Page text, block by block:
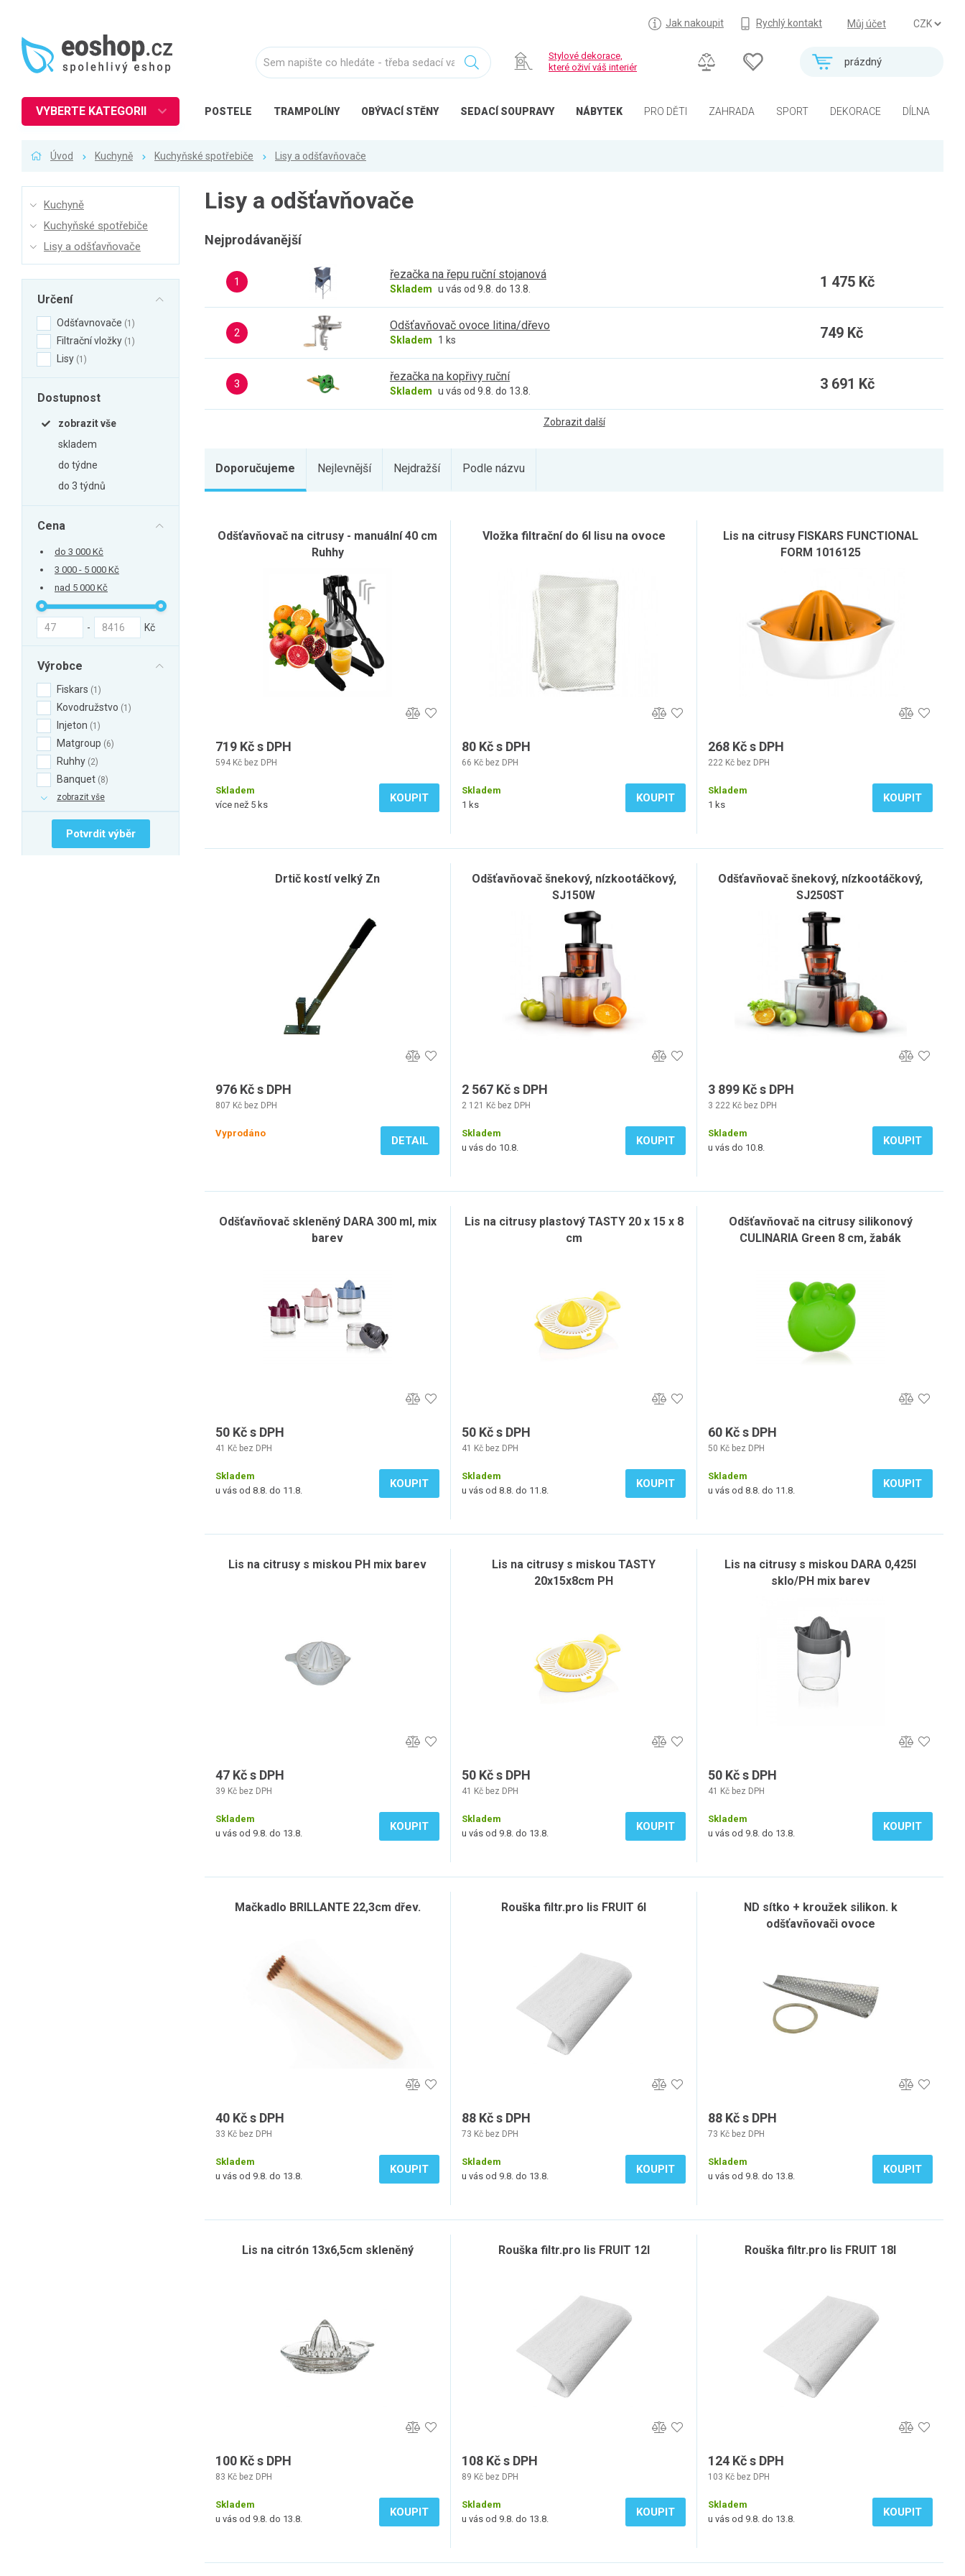
Můj účet
Jak nakoupit Rychlý kontakt
prázdný
Stylové dekorace,
které oživí váš interiér
POSTELE TRAMPOLÍNY OBÝVACÍ STĚNY SEDACÍ SOUPRAVY NÁBYTEK PRO DĚTI ZAHRADA SPORT DEKORACE DÍLNA
VYBERTE KATEGORII
Obývací pokoj
Koupelna
Zahrada
Balkon a terasa
Auto-moto
Dekorace
Textil, koberce
Svítidla, žárovky
Trampolíny
Všechny kategorie
Úvod Kuchyně Kuchyňské spotřebiče Lisy a odšťavňovače
Kuchyně
Kuchyňské spotřebiče
Lisy a odšťavňovače
Určení
Odšťavnovače 1
Filtrační vložky 1
Lisy 1
Dostupnost
zobrazit vše
skladem
do týdne
do 3 týdnů
Cena
do 3 000 Kč
3 000 - 5 000 Kč
nad 5 000 Kč
- Kč
Výrobce
Fiskars 1
Kovodružstvo 1
Injeton 1
Matgroup 6
Ruhhy 2
Banquet 8
zobrazit vše
Potvrdit výběr
Lisy a odšťavňovače
Nejprodávanější
1
řezačka na řepu ruční stojanová
Skladem u vás od 9.8. do 13.8. 1 475 Kč
2
Odšťavňovač ovoce litina/dřevo
Skladem 1 ks 749 Kč
3
řezačka na kopřivy ruční
Skladem u vás od 9.8. do 13.8. 3 691 Kč
Zobrazit další
Doporučujeme Nejlevnější Nejdražší Podle názvu
Odšťavňovač na citrusy - manuální 40 cm
Ruhhy
719 Kč s DPH
594 Kč bez DPH
Skladem
více než 5 ks
KOUPIT
Vložka filtrační do 6l lisu na ovoce
80 Kč s DPH
66 Kč bez DPH
Skladem
1 ks
KOUPIT
Lis na citrusy FISKARS FUNCTIONAL
FORM 1016125
268 Kč s DPH
222 Kč bez DPH
Skladem
1 ks
KOUPIT
Drtič kostí velký Zn
976 Kč s DPH
807 Kč bez DPH
Vyprodáno
DETAIL
Odšťavňovač šnekový, nízkootáčkový,
SJ150W
2 567 Kč s DPH
2 121 Kč bez DPH
Skladem
u vás do 10.8.
KOUPIT
Odšťavňovač šnekový, nízkootáčkový,
SJ250ST
3 899 Kč s DPH
3 222 Kč bez DPH
Skladem
u vás do 10.8.
KOUPIT
Odšťavňovač skleněný DARA 300 ml, mix
barev
50 Kč s DPH
41 Kč bez DPH
Skladem
u vás od 8.8. do 11.8.
KOUPIT
Lis na citrusy plastový TASTY 20 x 15 x 8
cm
50 Kč s DPH
41 Kč bez DPH
Skladem
u vás od 8.8. do 11.8.
KOUPIT
Odšťavňovač na citrusy silikonový
CULINARIA Green 8 cm, žabák
60 Kč s DPH
50 Kč bez DPH
Skladem
u vás od 8.8. do 11.8.
KOUPIT
Lis na citrusy s miskou PH mix barev
47 Kč s DPH
39 Kč bez DPH
Skladem
u vás od 9.8. do 13.8.
KOUPIT
Lis na citrusy s miskou TASTY
20x15x8cm PH
50 Kč s DPH
41 Kč bez DPH
Skladem
u vás od 9.8. do 13.8.
KOUPIT
Lis na citrusy s miskou DARA 0,425l
sklo/PH mix barev
50 Kč s DPH
41 Kč bez DPH
Skladem
u vás od 9.8. do 13.8.
KOUPIT
Mačkadlo BRILLANTE 22,3cm dřev.
40 Kč s DPH
33 Kč bez DPH
Skladem
u vás od 9.8. do 13.8.
KOUPIT
Rouška filtr.pro lis FRUIT 6l
88 Kč s DPH
73 Kč bez DPH
Skladem
u vás od 9.8. do 13.8.
KOUPIT
ND sítko + kroužek silikon. k
odšťavňovači ovoce
88 Kč s DPH
73 Kč bez DPH
Skladem
u vás od 9.8. do 13.8.
KOUPIT
Lis na citrón 13x6,5cm skleněný
100 Kč s DPH
83 Kč bez DPH
Skladem
u vás od 9.8. do 13.8.
KOUPIT
Rouška filtr.pro lis FRUIT 12l
108 Kč s DPH
89 Kč bez DPH
Skladem
u vás od 9.8. do 13.8.
KOUPIT
Rouška filtr.pro lis FRUIT 18l
124 Kč s DPH
103 Kč bez DPH
Skladem
u vás od 9.8. do 13.8.
KOUPIT